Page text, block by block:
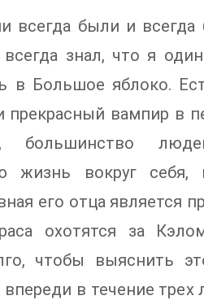
всегда были и всегда
знал, что я
в Большое яблоко.
прекрасный вампир в
большинство
жизнь вокруг
его отца
охотятся за
чтобы выяснить
в течение